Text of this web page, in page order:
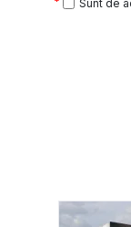
Sunt de